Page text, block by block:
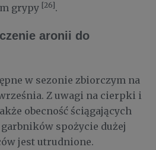
grypy [26] .
aronii do
w sezonie zbiorczym na
Z uwagi na cierpki i
obecność ściągających
spożycie dużej
jest utrudnione.